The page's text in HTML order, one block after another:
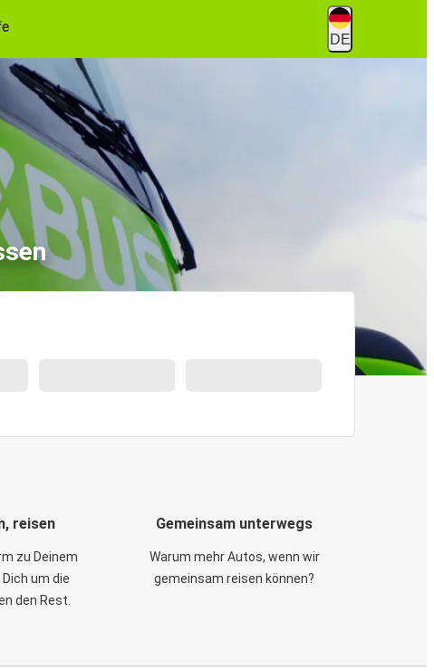
DE
reisen
zu Deinem
um die
den Rest.
Gemeinsam unterwegs
Warum mehr Autos, wenn wir
gemeinsam reisen können?